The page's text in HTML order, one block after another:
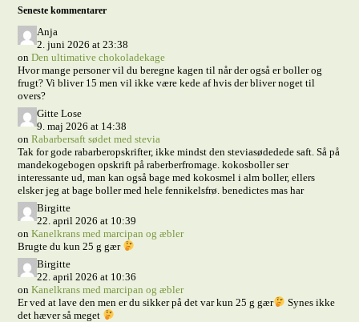
Seneste kommentarer
Anja
2. juni 2026 at 23:38
onDen ultimative chokoladekage
Hvor mange personer vil du beregne kagen til når der også er boller og
frugt? Vi bliver 15 men vil ikke være kede af hvis der bliver noget til
overs?
Gitte Lose
9. maj 2026 at 14:38
onRabarbersaft sødet med stevia
Tak for gode rabarberopskrifter, ikke mindst den steviasødedede saft. Så på
mandekogebogen opskrift på raberberfromage. kokosboller ser
interessante ud, man kan også bage med kokosmel i alm boller, ellers
elsker jeg at bage boller med hele fennikelsfrø. benedictes mas har
Birgitte
22. april 2026 at 10:39
onKanelkrans med marcipan og æbler
Brugte du kun 25 g gær
Birgitte
22. april 2026 at 10:36
onKanelkrans med marcipan og æbler
Er ved at lave den men er du sikker på det var kun 25 g gær
Synes ikke
det hæver så meget